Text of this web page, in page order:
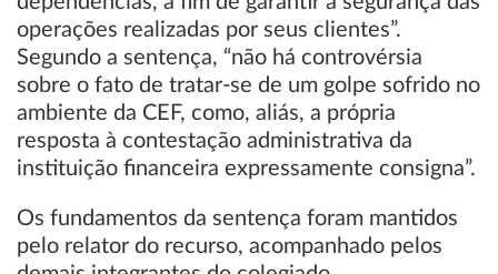
operações realizadas por seus clientes”.
Segundo a sentença, “não há controvérsia
sobre o fato de tratar-se de um golpe sofrido no
ambiente da CEF, como, aliás, a própria
resposta à contestação administrativa da
instituição financeira expressamente consigna”.
Os fundamentos da sentença foram mantidos
pelo relator do recurso, acompanhado pelos